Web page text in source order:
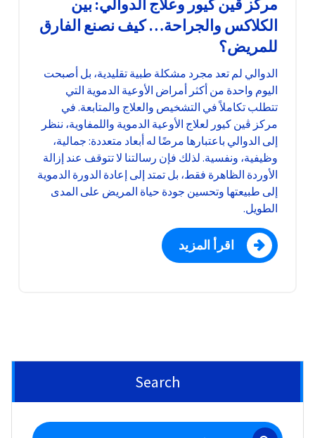
مركز ڤين كيور وعلاج الدوالي: بين
الكلاكس والجراحة… كيف نصنع الفارق
للمريض؟
الدوالي لم تعد مجرد مشكلة طبية تقليدية، بل أصبحت
اليوم واحدة من أكثر أمراض الأوعية الدموية التي
تتطلب تكاملاً في التشخيص والعلاج والمتابعة. في
مركز ڤين كيور لعلاج الأوعية الدموية واللمفاوية، ننظر
إلى الدوالي باعتبارها مرضًا له أبعاد متعددة: جمالية،
وظيفية، ونفسية. لذلك فإن رسالتنا لا تتوقف عند إزالة
الأوردة الظاهرة فقط، بل تمتد إلى إعادة الدورة الدموية
إلى طبيعتها وتحسين جودة حياة المريض على المدى
الطويل.
اقرأ المزيد
Search
البحث